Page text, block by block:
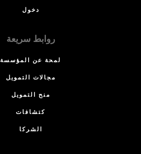
دخول
روابط سريعة
لمحة عن المؤسسة
مجالات التمويل
منح التمويل
كتشافات
الشركا